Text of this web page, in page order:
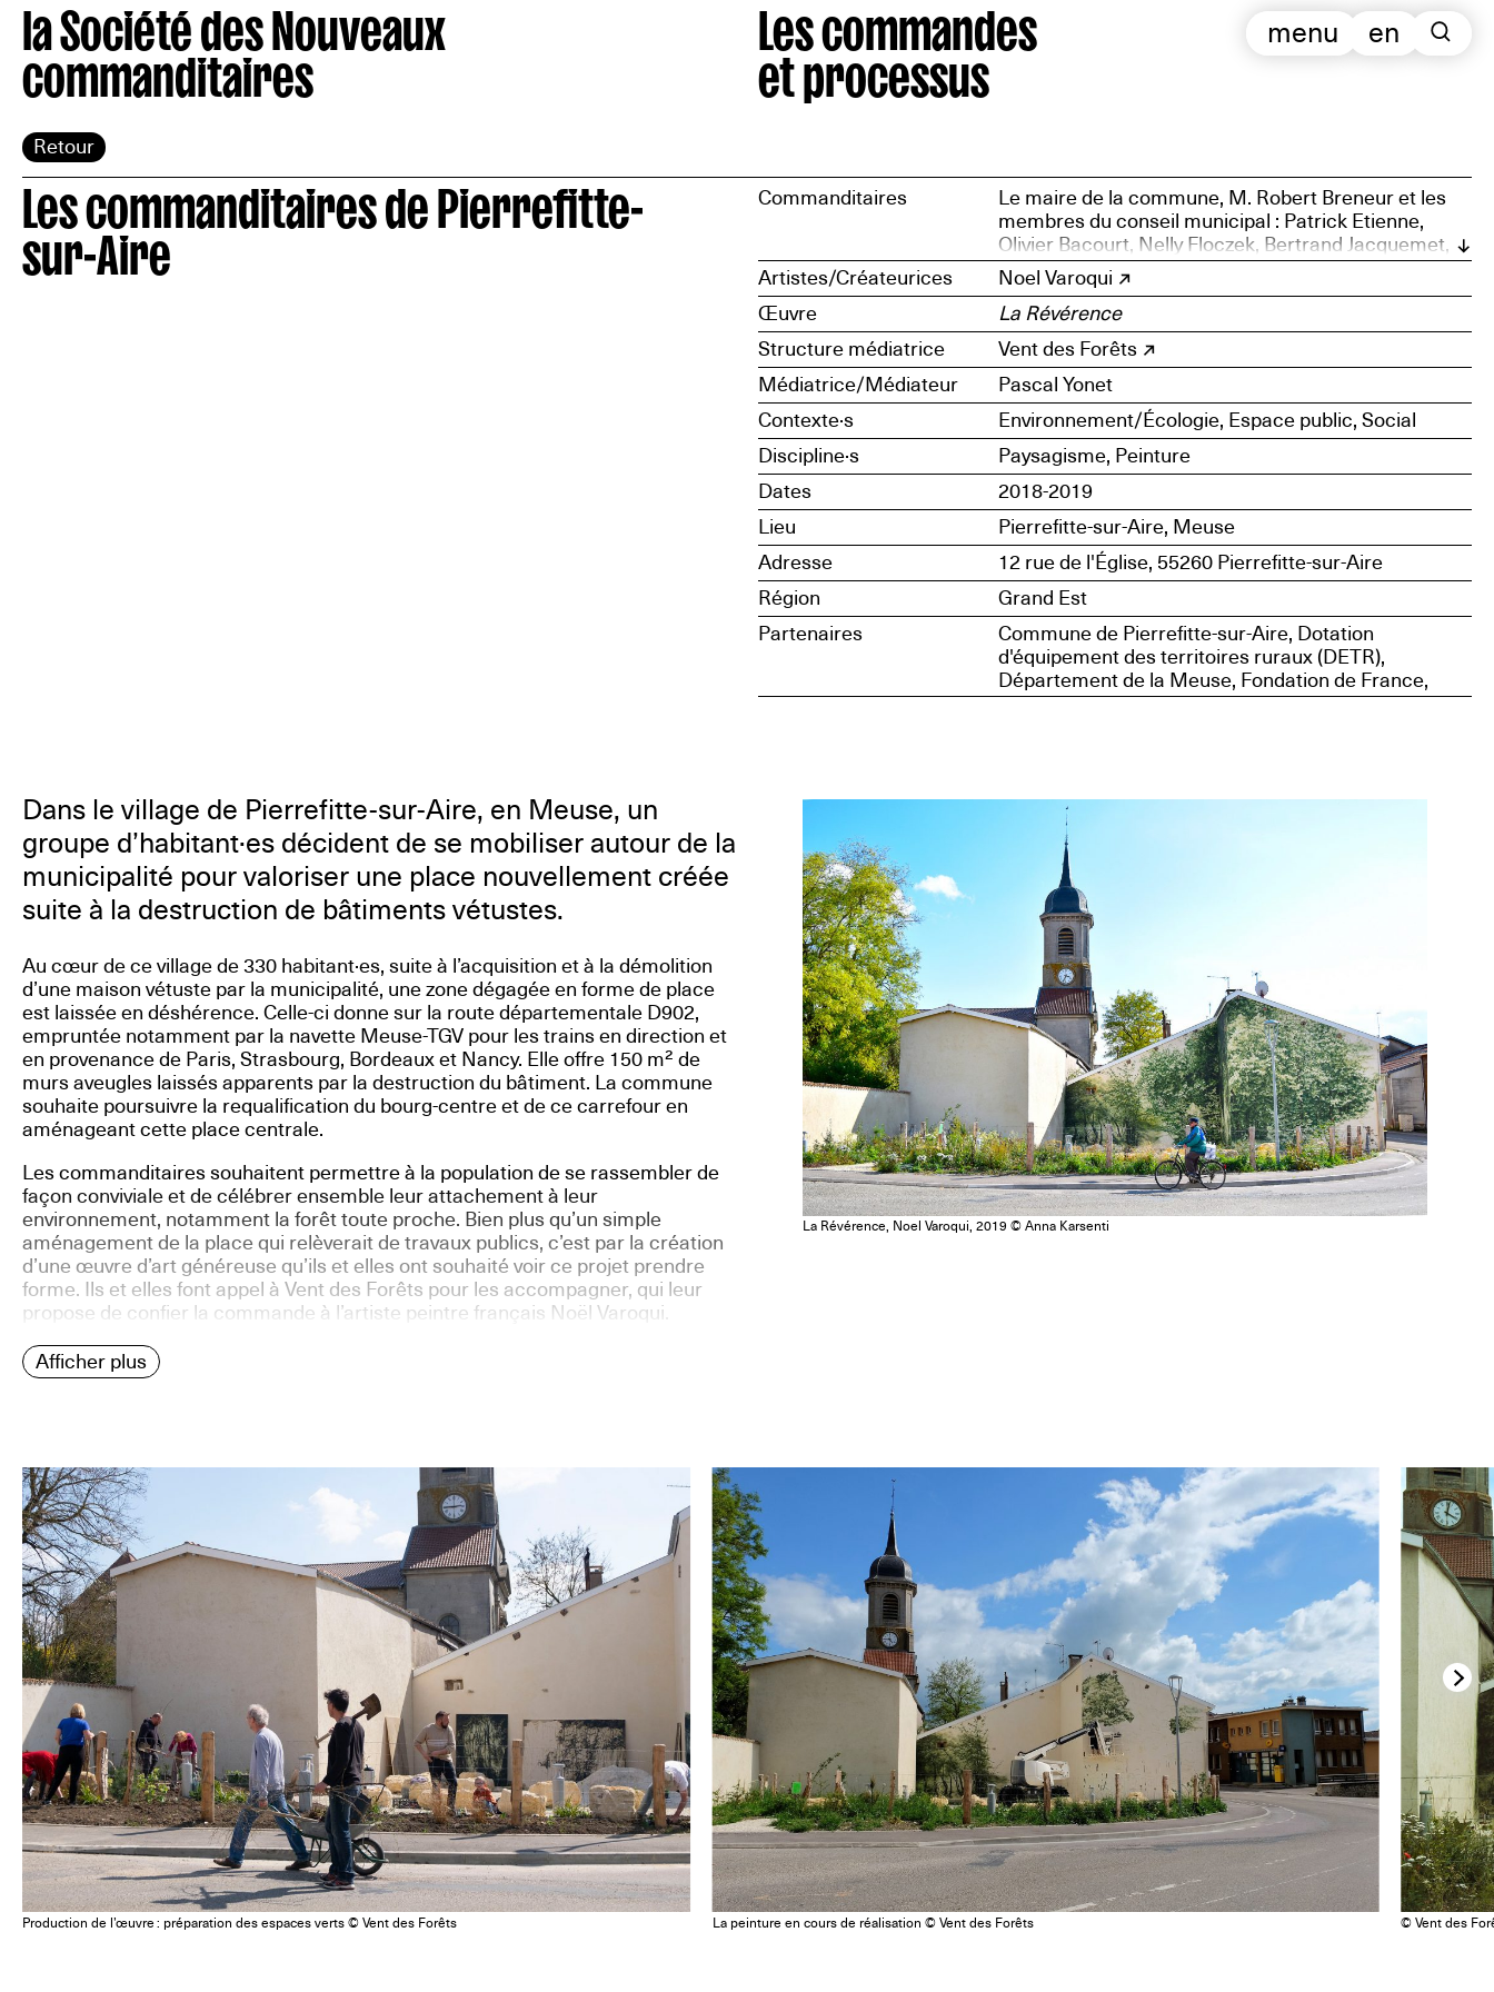
la Société des Nouveaux
commanditaires
Retour
Les commandes
et processus
en
menu
Les commanditaires de Pierrefitte-
sur-Aire
Commanditaires
Le maire de la commune, M. Robert Breneur et les
membres du conseil municipal : Patrick Etienne,
Olivier Bacourt, Nelly Floczek, Bertrand Jacquemet,
Nicolas Jannot, Jean-Luc Lamant, Ludovic Lepine,
Delphine Nicolas, Laurent Palin, Vincent Simon
Artistes/Créateurices
Noel Varoqui
Œuvre
La Révérence
Structure médiatrice
Vent des Forêts
Médiatrice/Médiateur
Pascal Yonet
Contexte·s
Environnement/Écologie, Espace public, Social
Discipline·s
Paysagisme, Peinture
Dates
2018-2019
Lieu
Pierrefitte-sur-Aire, Meuse
Adresse
12 rue de l'Église, 55260 Pierrefitte-sur-Aire
Région
Grand Est
Partenaires
Commune de Pierrefitte-sur-Aire, Dotation
d'équipement des territoires ruraux (DETR),
Département de la Meuse, Fondation de France,
Dans le village de Pierrefitte-sur-Aire, en Meuse, un
groupe d’habitant·es décident de se mobiliser autour de la
municipalité pour valoriser une place nouvellement créée
suite à la destruction de bâtiments vétustes.
Au cœur de ce village de 330 habitant·es, suite à l’acquisition et à la démolition
d’une maison vétuste par la municipalité, une zone dégagée en forme de place
est laissée en déshérence. Celle-ci donne sur la route départementale D902,
empruntée notamment par la navette Meuse-TGV pour les trains en direction et
en provenance de Paris, Strasbourg, Bordeaux et Nancy. Elle offre 150 m² de
murs aveugles laissés apparents par la destruction du bâtiment. La commune
souhaite poursuivre la requalification du bourg-centre et de ce carrefour en
aménageant cette place centrale.
Les commanditaires souhaitent permettre à la population de se rassembler de
façon conviviale et de célébrer ensemble leur attachement à leur
environnement, notamment la forêt toute proche. Bien plus qu’un simple
aménagement de la place qui relèverait de travaux publics, c’est par la création
d’une œuvre d’art généreuse qu’ils et elles ont souhaité voir ce projet prendre
forme. Ils et elles font appel à Vent des Forêts pour les accompagner, qui leur
propose de confier la commande à l’artiste peintre français Noël Varoqui.
Afficher plus
La Révérence, Noel Varoqui, 2019 © Anna Karsenti
Production de l’œuvre : préparation des espaces verts © Vent des Forêts La peinture en cours de réalisation © Vent des Forêts © Vent des